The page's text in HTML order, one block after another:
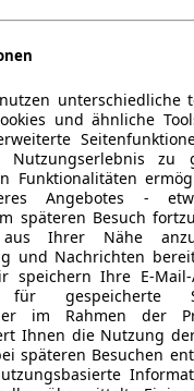
unterschiedliche
und ähnliche
zu
Funktionalitäten
Angebotes -
späteren Besuch
aus Ihrer Nähe
und Nachrichten
speichern Ihre E-Mail-
gespeicherte
im Rahmen der
Ihnen die Nutzung
späteren Besuchen
Evolution LookP+